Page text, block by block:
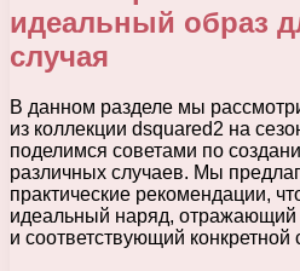
идеальный образ
случая
В данном разделе мы
из коллекции dsquared2 на
поделимся советами по
различных случаев. Мы
практические рекомендации,
идеальный наряд, отражающий
и соответствующий конкретной